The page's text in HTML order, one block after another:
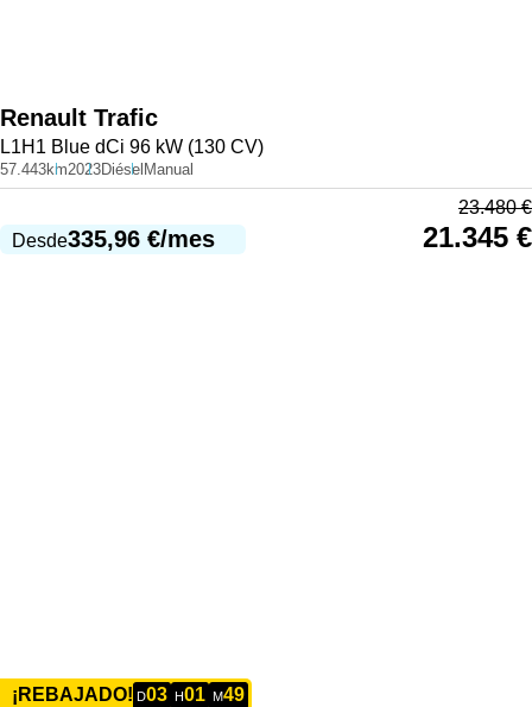
Renault Trafic
L1H1 Blue dCi 96 kW (130 CV)
57.443km2023Diésel Manual
Desde335,96 €/mes
23.480€
21.345 €
¡REBAJADO! D03 H01 M49